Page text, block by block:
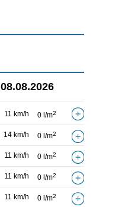
08.08.2026
11 km/h 0 l/m2
14 km/h 0 l/m2
11 km/h 0 l/m2
11 km/h 0 l/m2
11 km/h 0 l/m2